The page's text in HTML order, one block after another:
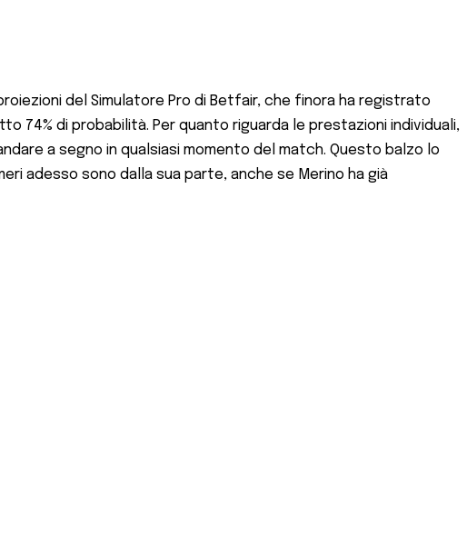
del Simulatore Pro di Betfair, che finora ha registrato
74% di probabilità. Per quanto riguarda le prestazioni individuali,
a segno in qualsiasi momento del match. Questo balzo lo
adesso sono dalla sua parte, anche se Merino ha già